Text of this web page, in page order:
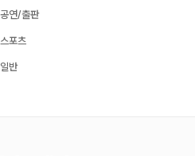
공연/출판
스포츠
일반